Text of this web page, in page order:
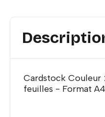
Cardstock Couleur
feuilles - Format